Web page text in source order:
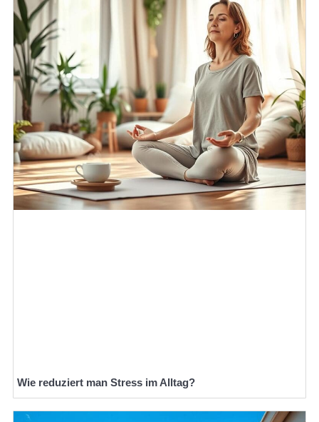
Wie reduziert man Stress im Alltag?